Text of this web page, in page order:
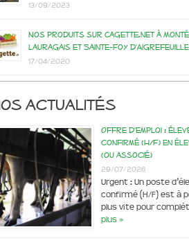
13/09/2023
Nos produits sur Cagette.net à
Lauragais et Sainte-Foy d’Aigrefeuille
17/04/2020
actualités
Offre d’emploi :
confirmé (H/F) en
(ou associé)
29/07/2026
Urgent : Un poste
confirmé (H/F) est à
plus vite pour
plus »